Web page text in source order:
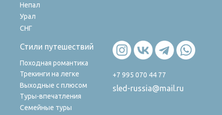
Стили путешествий
Непал
Урал
СНГ
Семейные туры
Туры-впечатления
Выходные с плюсом
Трекинги на легке
Походная романтика
+7 995 070 44 77
sled-russia@mail.ru